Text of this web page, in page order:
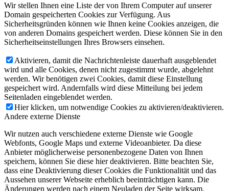
Wir stellen Ihnen eine Liste der von Ihrem Computer auf unserer
Domain gespeicherten Cookies zur Verfügung. Aus
Sicherheitsgründen können wie Ihnen keine Cookies anzeigen, die
von anderen Domains gespeichert werden. Diese können Sie in den
Sicherheitseinstellungen Ihres Browsers einsehen.
Aktivieren, damit die Nachrichtenleiste dauerhaft ausgeblendet
wird und alle Cookies, denen nicht zugestimmt wurde, abgelehnt
werden. Wir benötigen zwei Cookies, damit diese Einstellung
gespeichert wird. Andernfalls wird diese Mitteilung bei jedem
Seitenladen eingeblendet werden.
Hier klicken, um notwendige Cookies zu aktivieren/deaktivieren.
Andere externe Dienste
Wir nutzen auch verschiedene externe Dienste wie Google
Webfonts, Google Maps und externe Videoanbieter. Da diese
Anbieter möglicherweise personenbezogene Daten von Ihnen
speichern, können Sie diese hier deaktivieren. Bitte beachten Sie,
dass eine Deaktivierung dieser Cookies die Funktionalität und das
Aussehen unserer Webseite erheblich beeinträchtigen kann. Die
Änderungen werden nach einem Neuladen der Seite wirksam.